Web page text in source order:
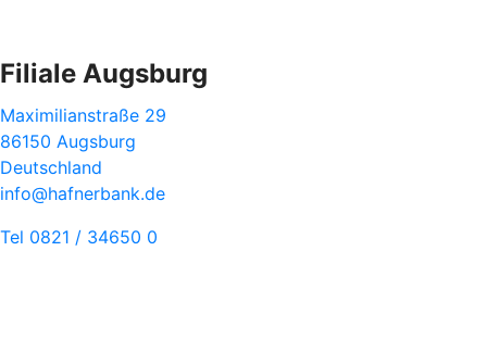
Filiale Augsburg
Maximilianstraße 29
86150 Augsburg
Deutschland
info@hafnerbank.de
Tel 0821 / 34650 0